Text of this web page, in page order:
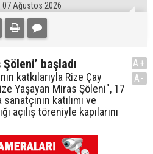
07 Ağustos 2026
başladı
katkılarıyla Rize Çay
Yaşayan Miras Şöleni", 17
katılımı ve
açılış töreniyle kapılarını
A+
A-